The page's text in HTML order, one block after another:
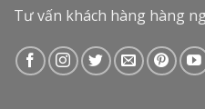
Tư vấn khách hàng hàng